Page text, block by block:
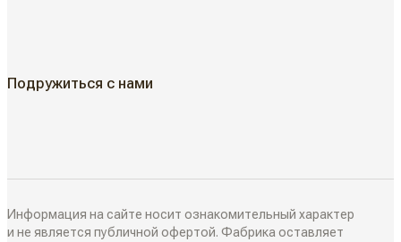
КАК КУПИТЬ
Как замерить
Дизайнеры в вашем городе
РАЗДВИЖНЫЕ ПЕРЕГОРОДКИ
Подружиться с нами
Информация на сайте носит ознакомительный характер
и не является публичной офертой. Фабрика оставляет